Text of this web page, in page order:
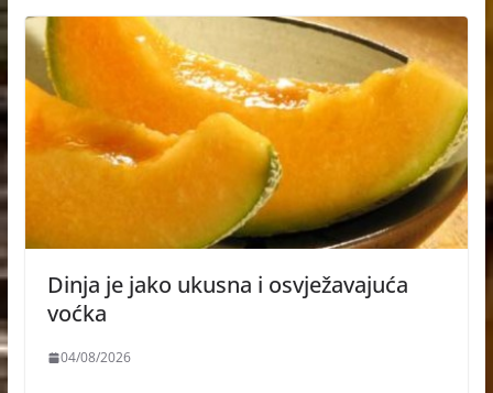
Dinja je jako ukusna i osvježavajuća
voćka
04/08/2026